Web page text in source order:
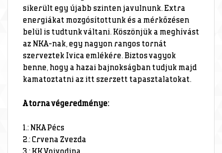
sikerült egy újabb szinten javulnunk. Extra
energiákat mozgósítottunk és a mérkőzésen
belül is tudtunk váltani. Köszönjük a meghívást
az NKA-nak, egy nagyon rangos tornát
szerveztek Ivica emlékére. Biztos vagyok
benne, hogy a hazai bajnokságban tudjuk majd
kamatoztatni az itt szerzett tapasztalatokat.
A torna végeredménye:
1.: NKA Pécs
2.: Crvena Zvezda